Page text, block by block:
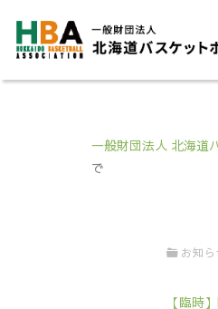
一般財団法人 北海道
で
お知ら
【臨時